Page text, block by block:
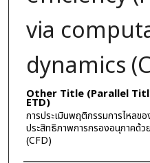
via
dynamics
Other Title (Parallel
ETD)
การประเมินพฤติกรรมการไหลข
ประสิทธิภาพการกรองอนุภาคด้
(CFD)